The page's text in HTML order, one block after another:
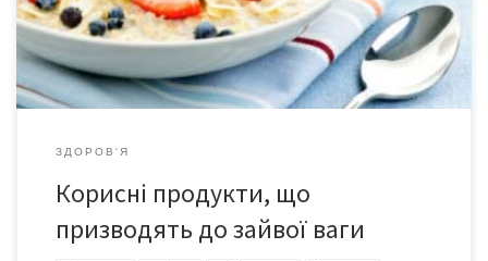
це порожні вуглеводи. Вони не дають тривалого відчуття
ситості, провокують […]
ЗДОРОВ'Я
Корисні продукти, що
призводять до зайвої ваги